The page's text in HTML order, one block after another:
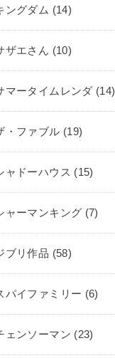
ングダム (14)
ザエさん (10)
マータイムレンダ (14)
・ファブル (19)
ャドーハウス (15)
ャーマンキング (7)
ブリ作品 (58)
パイファミリー (6)
ェンソーマン (23)